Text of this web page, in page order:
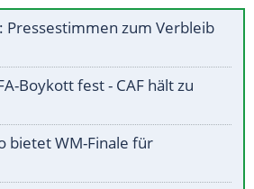
Pressestimmen zum Verbleib
Boykott fest - CAF hält zu
bietet WM-Finale für